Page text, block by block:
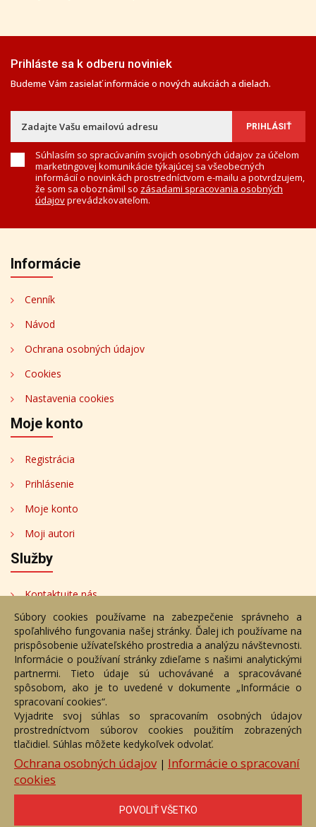
Prihláste sa k odberu noviniek
Budeme Vám zasielať informácie o nových aukciách a dielach.
Súhlasím so spracúvaním svojich osobných údajov za účelom
marketingovej komunikácie týkajúcej sa všeobecných
informácií o novinkách prostredníctvom e-mailu a potvrdzujem,
že som sa oboznámil so zásadami spracovania osobných
údajovprevádzkovateľom.
Informácie
Cenník
Návod
Ochrana osobných údajov
Cookies
Nastavenia cookies
Moje konto
Registrácia
Prihlásenie
Moje konto
Moji autori
Služby
Kontaktujte nás
Bezplatné poradenstvo
Adresa
Nižný Hrušov 333, 094 22,
Slovenská republika
+421 905 356 921
+421 905 959 101
eantik@eantik.sk
Kontakt
Bezplatné poradenstvo
Súbory cookies používame na zabezpečenie správneho a
spoľahlivého fungovania našej stránky. Ďalej ich používame na
prispôsobenie užívateľského prostredia a analýzu návštevnosti.
Informácie o používaní stránky zdieľame s našimi analytickými
partnermi. Tieto údaje sú uchovávané a spracovávané
spôsobom, ako je to uvedené v dokumente „Informácie o
spracovaní cookies“.
Vyjadrite svoj súhlas so spracovaním osobných údajov
prostredníctvom súborov cookies použitím zobrazených
tlačidiel. Súhlas môžete kedykoľvek odvolať.
Ochrana osobných údajov| Informácie o spracovaní
cookies
POVOLIŤ VŠETKO